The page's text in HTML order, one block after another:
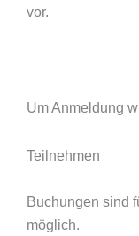
vor.
Um Anmeldung
Teilnehmen
Buchungen sind
möglich.